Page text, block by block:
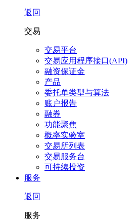
返回
交易
交易平台
交易应用程序接口(API)
融资保证金
产品
委托单类型与算法
账户报告
融券
功能聚焦
概率实验室
交易所列表
交易服务台
可持续投资
服务
返回
服务